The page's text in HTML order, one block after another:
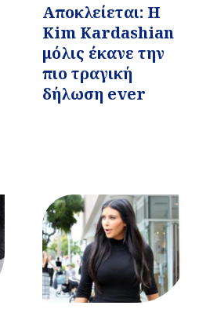
Aποκλείεται: H
Κim Kardashian
μόλις έκανε την
πιο τραγική
δήλωση ever